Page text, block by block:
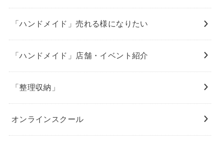
「ハンドメイド」売れる様になりたい
「ハンドメイド」店舗・イベント紹介
「整理収納」
オンラインスクール